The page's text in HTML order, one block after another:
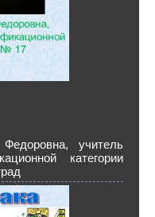
учитель
категории